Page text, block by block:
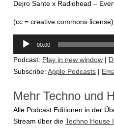
Dejro Sante x Radiohead –
(cc = creative commons license)
Audio-
00:00
Podcast: Play in new window |
Subscribe: Apple Podcasts |
Mehr Techno und
Alle Podcast Editionen in der
Stream über die Techno House